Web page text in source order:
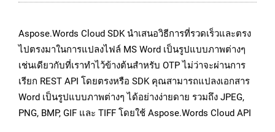
Aspose.Words Cloud SDK นำเสนอวิธีการที่รวดเร็วและตรง
ไปตรงมาในการแปลงไฟล์ MS Word เป็นรูปแบบภาพต่างๆ
เช่นเดียวกับที่เราทำไว้ข้างต้นสำหรับ OTP ไม่ว่าจะผ่านการ
เรียก REST API โดยตรงหรือ SDK คุณสามารถแปลงเอกสาร
Word เป็นรูปแบบภาพต่างๆ ได้อย่างง่ายดาย รวมถึง JPEG,
PNG, BMP, GIF และ TIFF โดยใช้ Aspose.Words Cloud API